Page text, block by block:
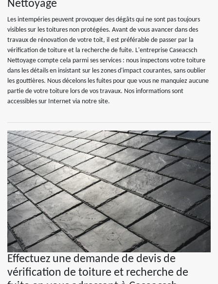
Nettoyage
Les intempéries peuvent provoquer des dégâts qui ne sont pas toujours
visibles sur les toitures non protégées. Avant de vous avancer dans des
travaux de rénovation de votre toit, il est préférable de passer par la
vérification de toiture et la recherche de fuite. L'entreprise Caseacsch
Nettoyage compte cela parmi ses services : nous inspectons votre toiture
dans les détails en insistant sur les zones d'impact courantes, sans oublier
les gouttières. Nous décelons les fuites pour que vous ne manquiez aucune
partie de votre toiture lors de vos travaux. Nos informations sont
accessibles sur Internet via notre site.
Effectuez une demande de devis de
vérification de toiture et recherche de